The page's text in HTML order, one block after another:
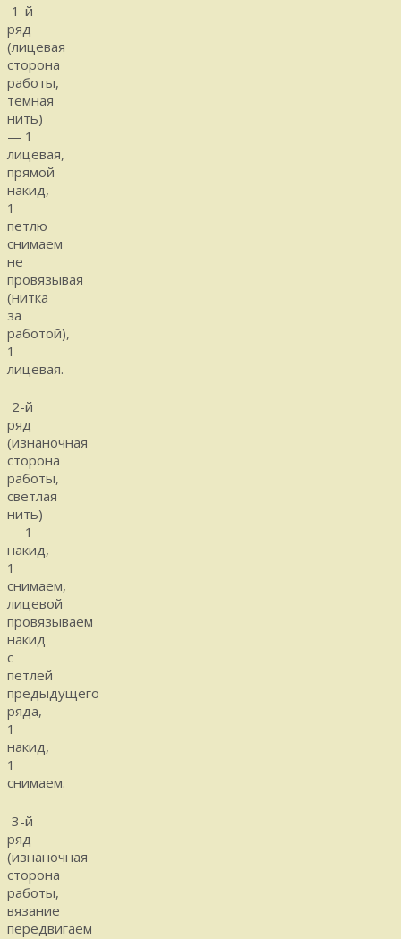
1-й
ряд
(лицевая
сторона
работы,
темная
нить)
— 1
лицевая,
прямой
накид,
1
петлю
снимаем
не
провязывая
(нитка
за
работой),
1
лицевая.
2-й
ряд
(изнаночная
сторона
работы,
светлая
нить)
— 1
накид,
1
снимаем,
лицевой
провязываем
накид
с
петлей
предыдущего
ряда,
1
накид,
1
снимаем.
3-й
ряд
(изнаночная
сторона
работы,
вязание
передвигаем